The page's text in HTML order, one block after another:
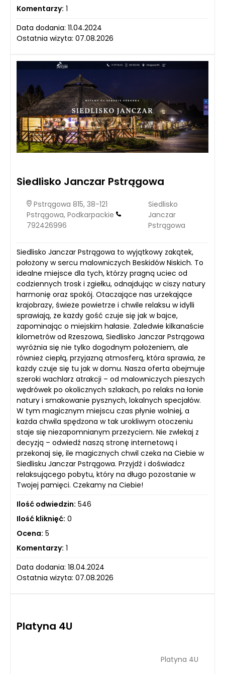
Komentarzy: 1
Data dodania: 11.04.2024
Ostatnia wizyta: 07.08.2026
Siedlisko Janczar Pstrągowa
Pstrągowa 815, 38-121
Pstrągowa, Podkarpackie
792426996
Siedlisko
Janczar
Pstrągowa
Siedlisko Janczar Pstrągowa to wyjątkowy zakątek,
położony w sercu malowniczych Beskidów Niskich. To
idealne miejsce dla tych, którzy pragną uciec od
codziennych trosk i zgiełku, odnajdując w ciszy natury
harmonię oraz spokój. Otaczające nas urzekające
krajobrazy, świeże powietrze i chwile relaksu w idylli
sprawiają, że każdy gość czuje się jak w bajce,
zapominając o miejskim hałasie. Zaledwie kilkanaście
kilometrów od Rzeszowa, Siedlisko Janczar Pstrągowa
wyróżnia się nie tylko dogodnym położeniem, ale
również ciepłą, przyjazną atmosferą, która sprawia, że
każdy czuje się tu jak w domu. Nasza oferta obejmuje
szeroki wachlarz atrakcji – od malowniczych pieszych
wędrówek po okolicznych szlakach, po relaks na łonie
natury i smakowanie pysznych, lokalnych specjałów.
W tym magicznym miejscu czas płynie wolniej, a
każda chwila spędzona w tak urokliwym otoczeniu
staje się niezapomnianym przeżyciem. Nie zwlekaj z
decyzją – odwiedź naszą stronę internetową i
przekonaj się, ile magicznych chwil czeka na Ciebie w
Siedlisku Janczar Pstrągowa. Przyjdź i doświadcz
relaksującego pobytu, który na długo pozostanie w
Twojej pamięci. Czekamy na Ciebie!
Ilość odwiedzin: 546
Ilość kliknięć: 0
Ocena: 5
Komentarzy: 1
Data dodania: 18.04.2024
Ostatnia wizyta: 07.08.2026
Platyna 4U
Platyna 4U